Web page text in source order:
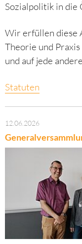
Sozialpolitik in die
Wir erfüllen diese
Theorie und
und auf jede
Statuten
12.06.2026